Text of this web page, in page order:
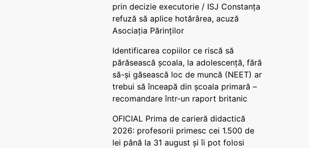
prin decizie executorie / ISJ Constanța
refuză să aplice hotărârea, acuză
Asociația Părinților
Identificarea copiilor ce riscă să
părăsească școala, la adolescență, fără
să-și găsească loc de muncă (NEET) ar
trebui să înceapă din școala primară –
recomandare într-un raport britanic
OFICIAL Prima de carieră didactică
2026: profesorii primesc cei 1.500 de
lei până la 31 august și îi pot folosi